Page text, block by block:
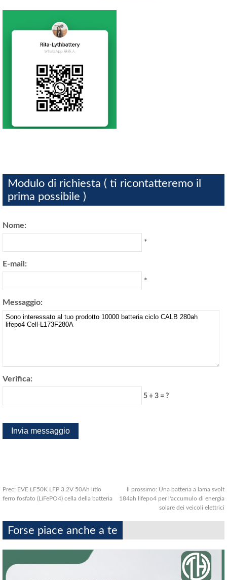
Modulo di richiesta ( ti ricontatteremo il
prima possibile )
Nome:
*
E-mail:
*
Messaggio:
Verifica:
5 + 3 = ?
Prec: EVE LF50K LFP 3.2V 50Ah litio
ferro fosfato (LiFePO4) cella della batteria
Il prossimo: Una batteria a lama svolt
184ah lifepo4 per l'accumulo di energia
solare dei veicoli elettrici
Forse piace anche a te